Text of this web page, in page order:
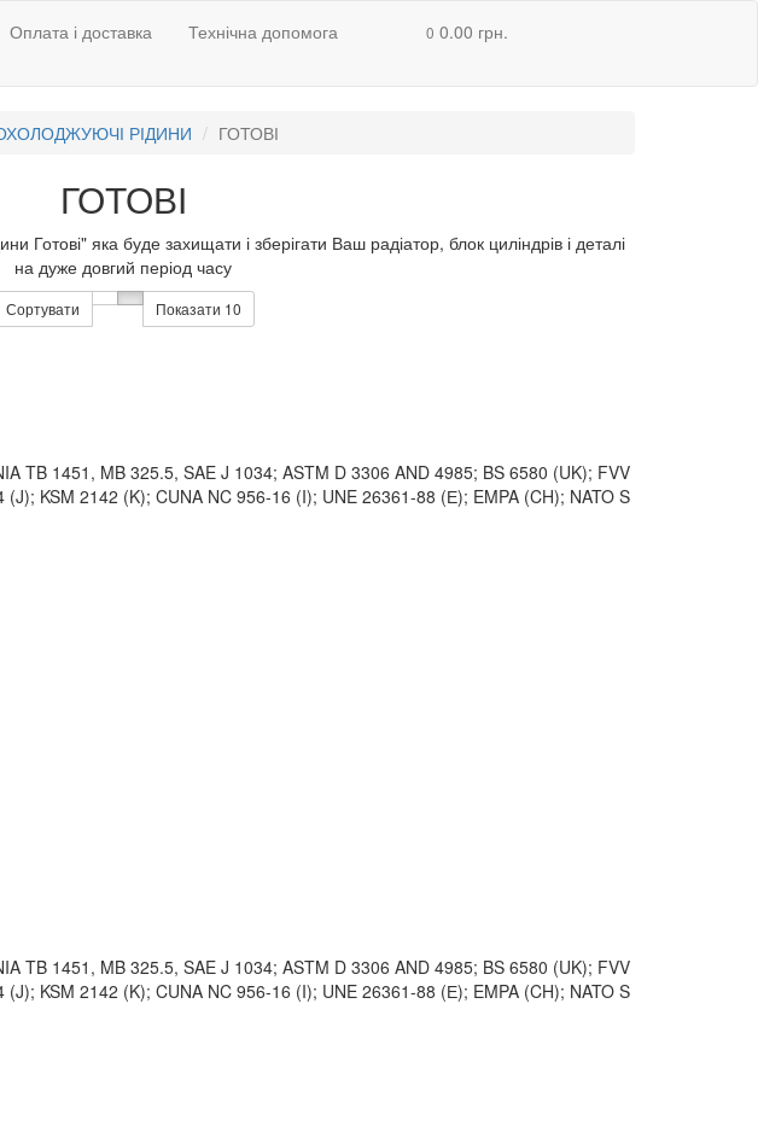
Оплата і доставка Технічна допомога 0 0.00 грн.
РІДИНИ ГОТОВІ
ГОТОВІ
яка буде захищати і зберігати Ваш радіатор, блок циліндрів і деталі
на дуже довгий період часу
Сортувати Показати 10
TB 1451, MB 325.5, SAE J 1034; ASTM D 3306 AND 4985; BS 6580 (UK); FVV
KSM 2142 (K); CUNA NC 956-16 (I); UNE 26361-88 (Е); EMPA (CH); NATO S
TB 1451, MB 325.5, SAE J 1034; ASTM D 3306 AND 4985; BS 6580 (UK); FVV
KSM 2142 (K); CUNA NC 956-16 (I); UNE 26361-88 (Е); EMPA (CH); NATO S